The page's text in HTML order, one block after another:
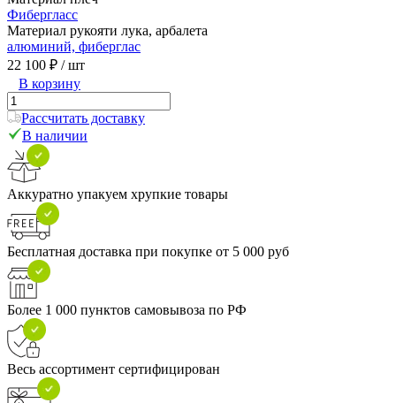
Фибергласс
Материал рукояти лука, арбалета
алюминий, фиберглас
22 100 ₽ / шт
В корзину
Рассчитать доставку
В наличии
Аккуратно упакуем хрупкие товары
Бесплатная доставка при покупке от 5 000 руб
Более 1 000 пунктов самовывоза по РФ
Весь ассортимент сертифицирован